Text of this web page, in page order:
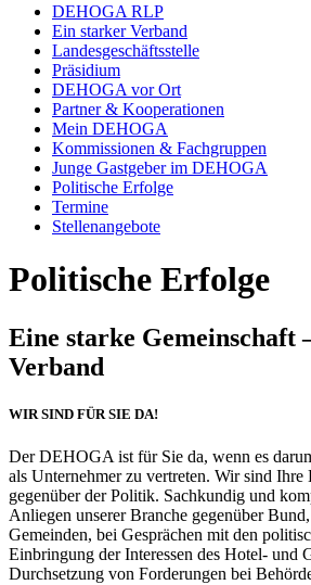
DEHOGA RLP
Ein starker Verband
Landesgeschäftsstelle
Präsidium
DEHOGA vor Ort
Partner & Kooperationen
Mein DEHOGA
Kommissionen & Fachgruppen
Junge Gastgeber im DEHOGA
Politische Erfolge
Termine
Stellenangebote
Politische Erfolge
Eine starke Gemeinschaft
Verband
WIR SIND FÜR SIE DA!
Der DEHOGA ist für Sie da, wenn es
als Unternehmer zu vertreten. Wir sind Ihre
gegenüber der Politik. Sachkundig und
Anliegen unserer Branche gegenüber
Gemeinden, bei Gesprächen mit den
Einbringung der Interessen des Hotel- und
Durchsetzung von Forderungen bei